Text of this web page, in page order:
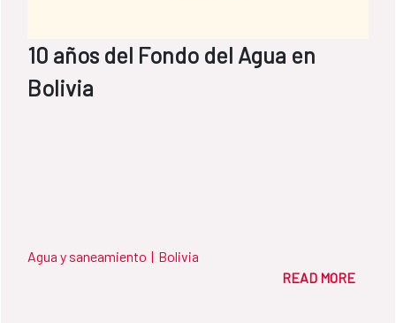
el 90% de ellas pertenecientes al pueblo
maya.
10 años del Fondo del Agua en
Bolivia
Agua y saneamiento | Bolivia
READ MORE